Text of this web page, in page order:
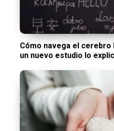
Cómo navega el
un nuevo estudio lo